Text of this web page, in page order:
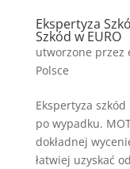
Ekspertyza
Szkód w EURO
utworzone przez
Polsce
Ekspertyza
po wypadku.
dokładnej
łatwiej uzyskać